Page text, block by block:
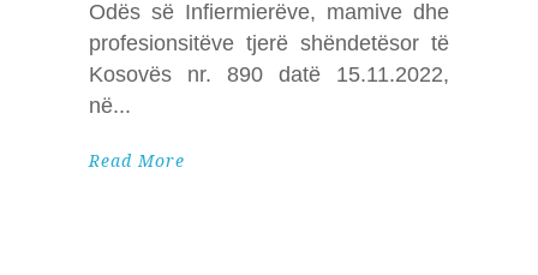
Odës së Infiermierëve, mamive dhe
profesionsitëve tjerë shëndetësor të
Kosovës nr. 890 datë 15.11.2022,
në
Read More